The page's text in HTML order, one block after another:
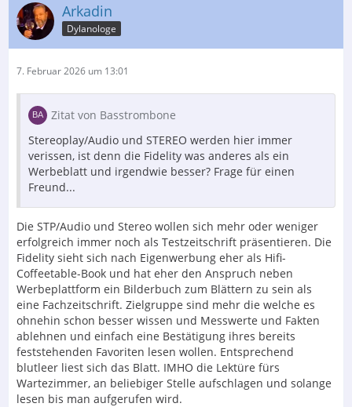
Arkadin
Dylanologe
7. Februar 2026 um 13:01
Zitat von Basstrombone
Stereoplay/Audio und STEREO werden hier immer
verissen, ist denn die Fidelity was anderes als ein
Werbeblatt und irgendwie besser? Frage für einen
Freund...
Die STP/Audio und Stereo wollen sich mehr oder weniger
erfolgreich immer noch als Testzeitschrift präsentieren. Die
Fidelity sieht sich nach Eigenwerbung eher als Hifi-
Coffeetable-Book und hat eher den Anspruch neben
Werbeplattform ein Bilderbuch zum Blättern zu sein als
eine Fachzeitschrift. Zielgruppe sind mehr die welche es
ohnehin schon besser wissen und Messwerte und Fakten
ablehnen und einfach eine Bestätigung ihres bereits
feststehenden Favoriten lesen wollen. Entsprechend
blutleer liest sich das Blatt. IMHO die Lektüre fürs
Wartezimmer, an beliebiger Stelle aufschlagen und solange
lesen bis man aufgerufen wird.